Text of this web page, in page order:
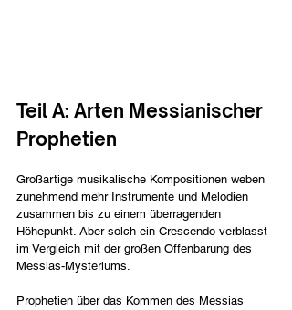
Teil A: Arten Messianischer
Prophetien
Großartige musikalische Kompositionen weben
zunehmend mehr Instrumente und Melodien
zusammen bis zu einem überragenden
Höhepunkt. Aber solch ein Crescendo verblasst
im Vergleich mit der großen Offenbarung des
Messias-Mysteriums.
Prophetien über das Kommen des Messias